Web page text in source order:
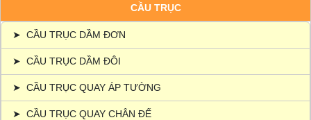
CẦU TRỤC
➤ CẦU TRỤC DẦM ĐƠN
➤ CẦU TRỤC DẦM ĐÔI
➤ CẦU TRỤC QUAY ÁP TƯỜNG
➤ CẦU TRỤC QUAY CHÂN ĐẾ